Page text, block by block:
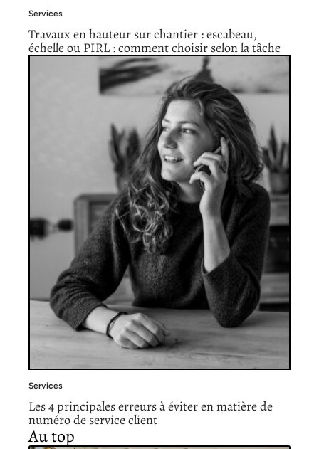
Services
Travaux en hauteur sur chantier : escabeau,
échelle ou PIRL : comment choisir selon la tâche
Services
Les 4 principales erreurs à éviter en matière de
numéro de service client
Au top